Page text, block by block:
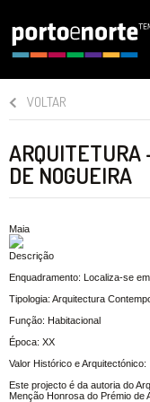
VOLTAR
ARQUITETURA
DE NOGUEIRA
Maia
Descrição
Enquadramento: Localiza-se
Tipologia: Arquitectura
Função: Habitacional
Época: XX
Valor Histórico e Arquitectónico:
Este projecto é da autoria do
Menção Honrosa do Prémio de